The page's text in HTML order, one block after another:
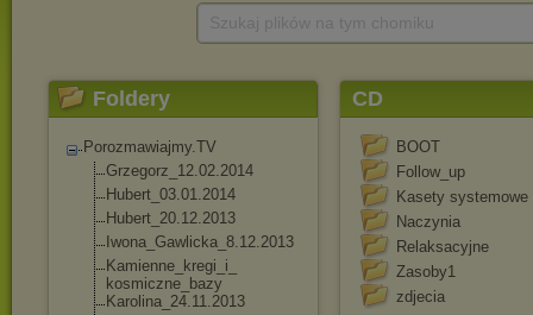
Foldery
Porozmawiajmy.TV
Grzegorz_12.02.2014
Hubert_03.01.2014
Hubert_20.12.2013
Iwona_Gawlicka_8.12.2013
Kamienne_kregi_i_
kosmiczne_bazy
Karolina_24.11.2013
CD
BOOT
Follow_up
Kasety systemowe
Naczynia
Relaksacyjne
Zasoby1
zdjecia